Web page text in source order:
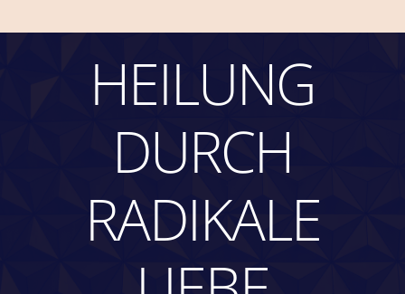
HEILUNG
DURCH
RADIKALE